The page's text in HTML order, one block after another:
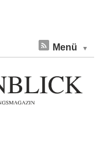
Menü